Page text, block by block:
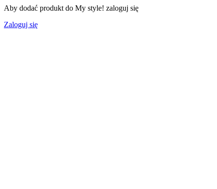
Aby dodać produkt do My style! zaloguj się
Zaloguj się